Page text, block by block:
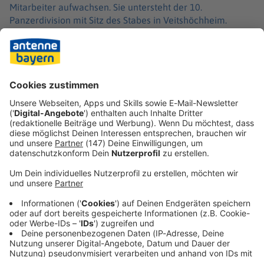
Mitarbeiter aufwachsen. Sie untersteht der 10.
Panzerdivision mit Sitz des Stabes in Veitshöchheim.
Verteidigungsminister Boris Pistorius hatte am Montag in
Berlin gesagt, er erwarte schnelle Fortschritte bei der
Stationierung der Panzerbrigade. «Sie wird in den
kommenden Monaten in großen Schritten aufwachsen»,
litauischen Verteidigungsministers Robertas Kaunas in
Berlin.